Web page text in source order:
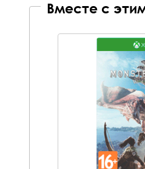
Вместе с